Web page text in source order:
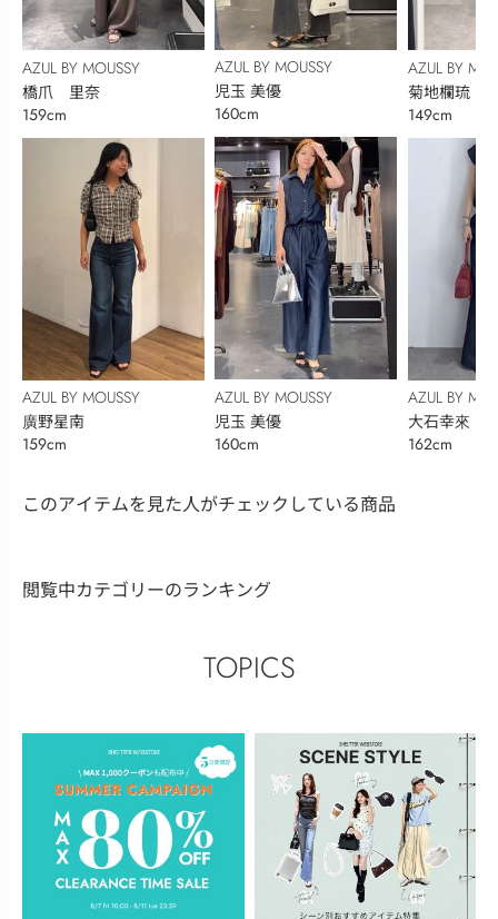
AZUL BY MOUSSY
橋爪 里奈
159cm
AZUL BY MOUSSY
廣野星南
159cm
AZUL BY MOUSSY
児玉 美優
160cm
AZUL BY MOUSSY
児玉 美優
160cm
AZUL BY
菊地欄琉
149cm
AZUL BY
大石幸來
162cm
このアイテムを見た人がチェックしている商品
閲覧中カテゴリーのランキング
TOPICS